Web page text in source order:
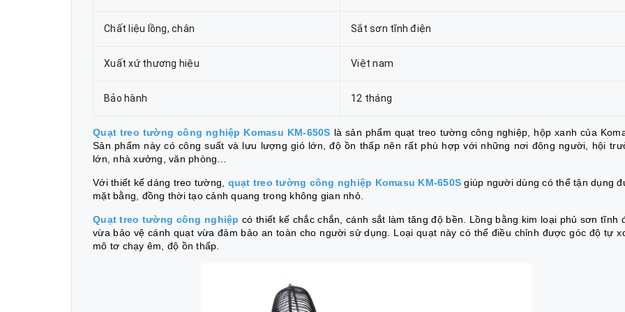
Chất liệu lồng, chân Sắt sơn tĩnh điện
Xuất xứ thương hiệu Việt nam
Bảo hành 12 tháng
Quạt treo tường công nghiệp Komasu KM-650S là sản phẩm quạt treo tường công nghiệp, hộp xanh của
Sản phẩm này có công suất và lưu lượng gió lớn, độ ồn thấp nên rất phù hợp với những nơi đông người, hội
lớn, nhà xưởng, văn phòng…
Với thiết kế dáng treo tường, quạt treo tường công nghiệp Komasu KM-650S giúp người dùng có thể tận dụng
mặt bằng, đồng thời tạo cảnh quang trong không gian nhỏ.
Quạt treo tường công nghiệp có thiết kế chắc chắn, cánh sắt làm tăng độ bền. Lồng bằng kim loại phủ sơn tĩnh
vừa bảo vệ cánh quạt vừa đảm bảo an toàn cho người sử dụng. Loại quạt này có thể điều chỉnh được góc độ tự
mô tơ chạy êm, độ ồn thấp.